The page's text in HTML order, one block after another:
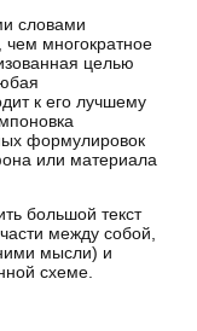
словами
многократное
целью
к его лучшему
формулировок
или материала
большой текст
между собой,
мысли) и
схеме.